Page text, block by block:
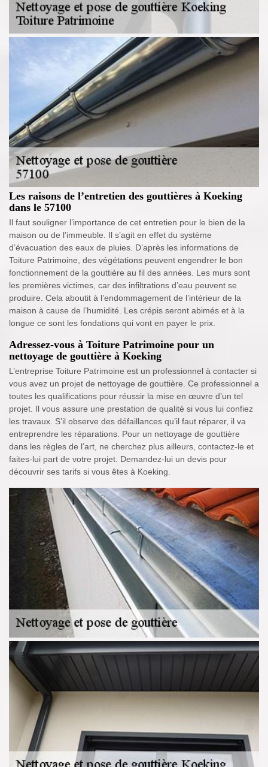
Les raisons de l’entretien des gouttières à Koeking
dans le 57100
Il faut souligner l’importance de cet entretien pour le bien de la
maison ou de l’immeuble. Il s’agit en effet du système
d’évacuation des eaux de pluies. D’après les informations de
Toiture Patrimoine, des végétations peuvent engendrer le bon
fonctionnement de la gouttière au fil des années. Les murs sont
les premières victimes, car des infiltrations d’eau peuvent se
produire. Cela aboutit à l’endommagement de l’intérieur de la
maison à cause de l’humidité. Les crépis seront abimés et à la
longue ce sont les fondations qui vont en payer le prix.
Adressez-vous à Toiture Patrimoine pour un
nettoyage de gouttière à Koeking
L’entreprise Toiture Patrimoine est un professionnel à contacter si
vous avez un projet de nettoyage de gouttière. Ce professionnel a
toutes les qualifications pour réussir la mise en œuvre d’un tel
projet. Il vous assure une prestation de qualité si vous lui confiez
les travaux. S’il observe des défaillances qu’il faut réparer, il va
entreprendre les réparations. Pour un nettoyage de gouttière
dans les règles de l’art, ne cherchez plus ailleurs, contactez-le et
faites-lui part de votre projet. Demandez-lui un devis pour
découvrir ses tarifs si vous êtes à Koeking.